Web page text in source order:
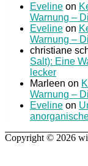
Eveline on
Warnung –
Eveline on
Warnung –
christiane
Salt): Eine
lecker
Marleen on
Warnung –
Eveline on
Copyright © 2026